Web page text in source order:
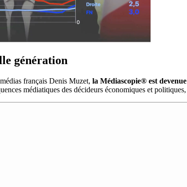
génération
français Denis Muzet, la Médiascopie® est
médiatiques des décideurs économiques et politiques,